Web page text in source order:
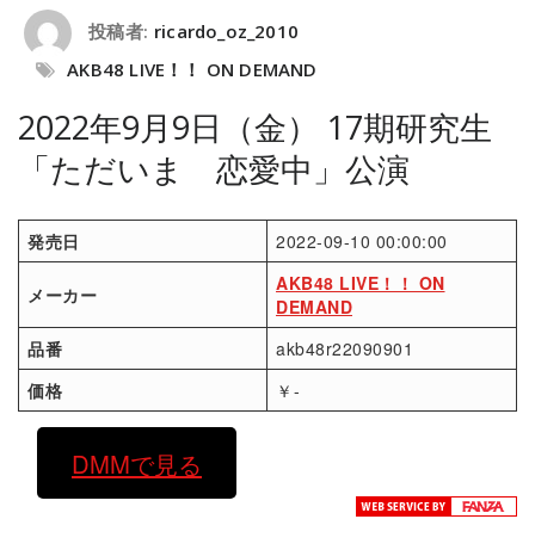
投稿者: ricardo_oz_2010
AKB48 LIVE！！ ON DEMAND
2022年9月9日（金） 17期研究生
「ただいま 恋愛中」公演
発売日 2022-09-10 00:00:00
メーカー
AKB48 LIVE！！ ON
DEMAND
品番
akb48r22090901
価格
￥-
DMMで見る